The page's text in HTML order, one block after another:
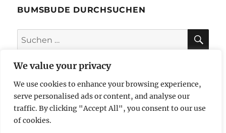
We value your privacy
We use cookies to enhance your browsing experience,
serve personalised ads or content, and analyse our
traffic. By clicking "Accept All", you consent to our use
of cookies.
BUMSBUDE DURCHSUCHEN
Suche
nach:
impressum
datenschutzerklärung